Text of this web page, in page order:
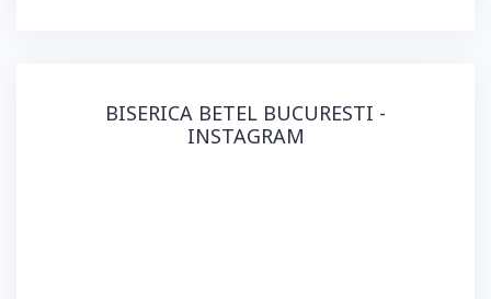
BISERICA BETEL BUCURESTI -
INSTAGRAM